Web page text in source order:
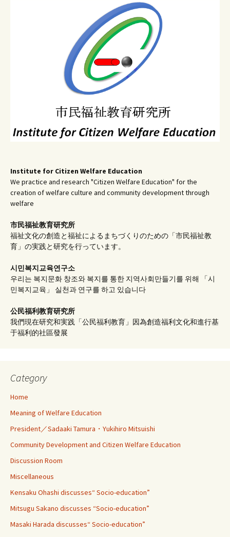
Institute for Citizen Welfare Education
We practice and research "Citizen Welfare Education" for the
creation of welfare culture and community development through
welfare
市民福祉教育研究所
福祉文化の創造と福祉によるまちづくりのための「市民福祉教
育」の実践と研究を行っています。
시민복지교육연구소
우리는 복지문화 창조와 복지를 통한 지역사회만들기를 위해 「시
민복지교육」 실천과 연구를 하고 있습니다
公民福利教育研究所
我們現在研究和実践「公民福利教育」因為創造福利文化和進行基
于福利的社區發展
Category
Home
Meaning of Welfare Education
President／Sadaaki Tamura・Yukihiro Mitsuishi
Community Development and Citizen Welfare Education
Discussion Room
Miscellaneous
Kensaku Ohashi discusses“ Socio-education”
Mitsugu Sakano discusses “Socio-education”
Masaki Harada discusses“ Socio-education”